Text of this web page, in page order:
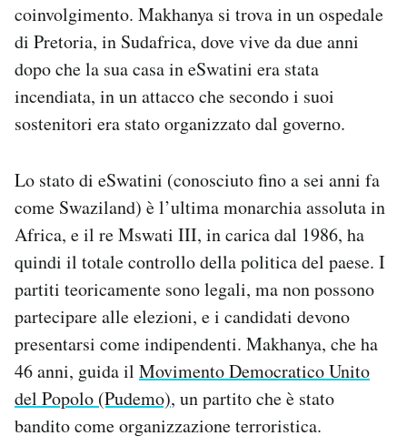
Hai bisogno di aiuto?
Esci
coinvolgimento. Makhanya si trova in un ospedale
di Pretoria, in Sudafrica, dove vive da due anni
dopo che la sua casa in eSwatini era stata
incendiata, in un attacco che secondo i suoi
sostenitori era stato organizzato dal governo.
Lo stato di eSwatini (conosciuto fino a sei anni fa
come Swaziland) è l’ultima monarchia assoluta in
Africa, e il re Mswati III, in carica dal 1986, ha
quindi il totale controllo della politica del paese. I
partiti teoricamente sono legali, ma non possono
partecipare alle elezioni, e i candidati devono
presentarsi come indipendenti. Makhanya, che ha
46 anni, guida il Movimento Democratico Unito
del Popolo (Pudemo), un partito che è stato
bandito come organizzazione terroristica.